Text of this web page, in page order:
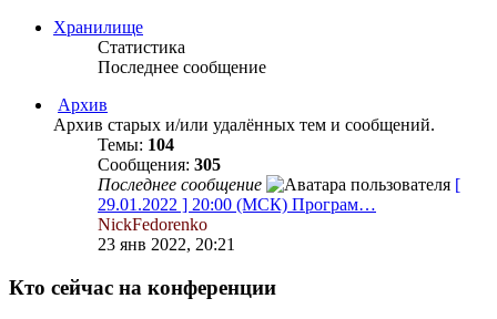
Хранилище
Статистика
Последнее сообщение
Архив
Архив старых и/или удалённых тем и сообщений.
Темы: 104
Сообщения: 305
Последнее сообщение
[
29.01.2022 ] 20:00 (МСК) Програм…
NickFedorenko
23 янв 2022, 20:21
Кто сейчас на конференции